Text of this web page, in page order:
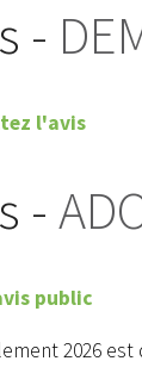
-
l'avis
-
public
2026